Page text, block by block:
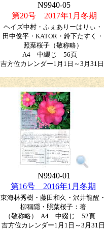
N9940-05
第20号 2017年1月冬期
ヘイズ中村・ふぇありーはりぃ・
田中俊平・KATOR・鈴下たすく・
照葉桜子（敬称略）
A4 中綴じ 56頁
吉方位カレンダー1月1日～3月31日
N9940-01
第16号 2016年1月冬期
東海林秀樹・藤田和久・沢井龍醒・
柳稱隠・照葉桜子：著
（敬称略） A4 中綴じ 52頁
吉方位カレンダー1月1日～3月31日